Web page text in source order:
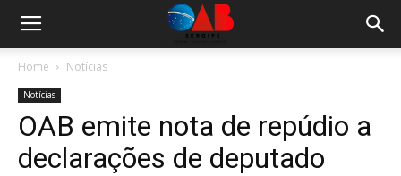
Home Notícias
Notícias
OAB emite nota de repúdio a
declarações de deputado